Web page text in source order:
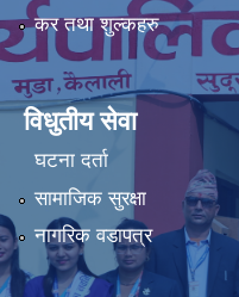
कर तथा शुल्कहरु
विधुतीय सेवा
घटना दर्ता
सामाजिक सुरक्षा
नागरिक वडापत्र